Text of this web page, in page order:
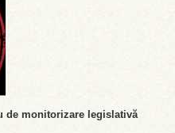
de monitorizare legislativă